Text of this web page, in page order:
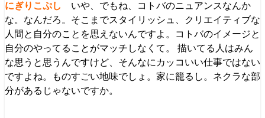
いや、でもね、コトバのニュアンスなんか
な。なんだろ。そこまでスタイリッシュ、クリエイティブな
人間と自分のことを思えないんですよ。コトバのイメージと
自分のやってることがマッチしなくて。 描いてる人はみん
な思うと思うんですけど、そんなにカッコいい仕事ではない
ですよね。ものすごい地味でしょ。家に籠るし。ネクラな部
分があるじゃないですか。